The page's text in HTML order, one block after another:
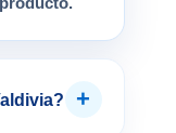
+